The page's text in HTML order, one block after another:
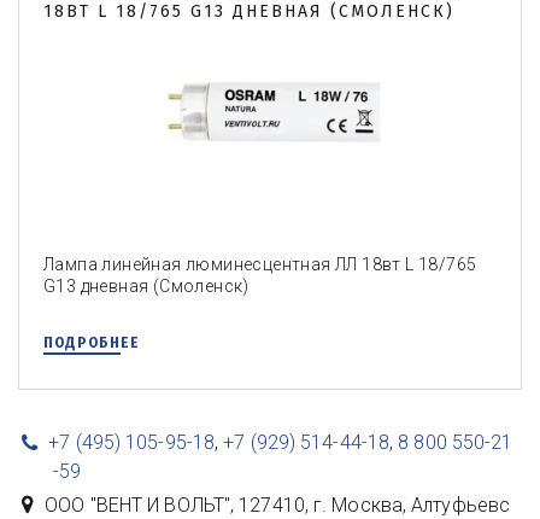
18ВТ L 18/765 G13 ДНЕВНАЯ (СМОЛЕНСК)
Лампа линейная люминесцентная ЛЛ 18вт L 18/765
G13 дневная (Смоленск)
ПОДРОБНЕЕ
+7 (495) 105-95-18,+7 (929) 514-44-18, 8 800 550-21
-59
ООО "ВЕНТ И ВОЛЬТ", 127410, г. Москва,Алтуфьевс